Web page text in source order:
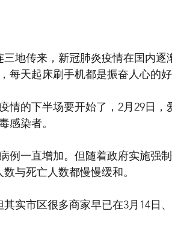
三地传来，新冠肺炎疫情在国内
每天起床刷手机都是振奋人心的好
情的下半场要开始了，2月29日，
感染者。
例一直增加。但随着政府实施强
与死亡人数都慢慢缓和。
实市区很多商家早已在3月14日